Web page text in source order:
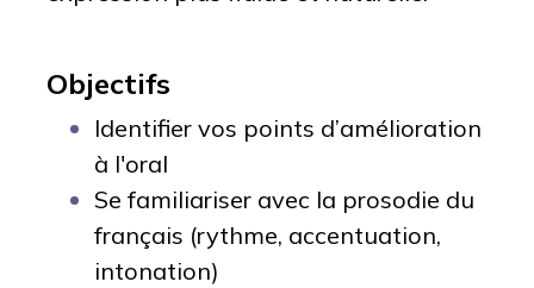
Objectifs
Identifier vos points d’amélioration
à l'oral
Se familiariser avec la prosodie du
français (rythme, accentuation,
intonation)